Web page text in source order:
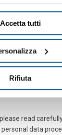
Accetta tutti
Rifiuta
read
personal data